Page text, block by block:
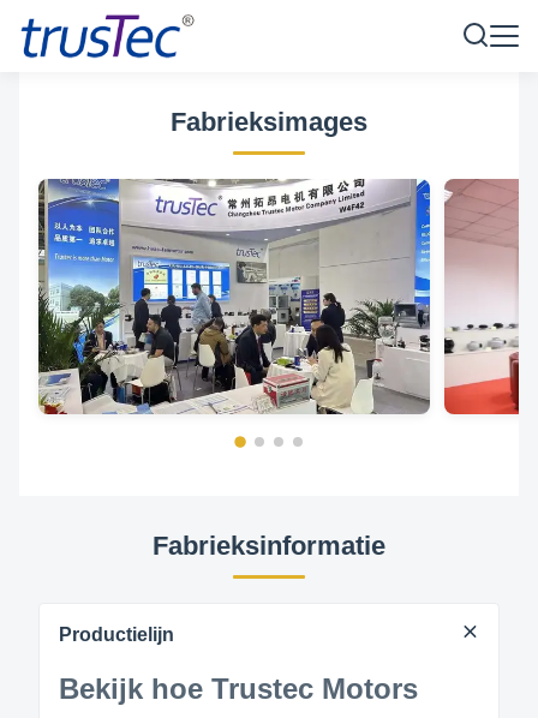
Fabrieksimages
Fabrieksinformatie
Productielijn
Bekijk hoe Trustec Motors